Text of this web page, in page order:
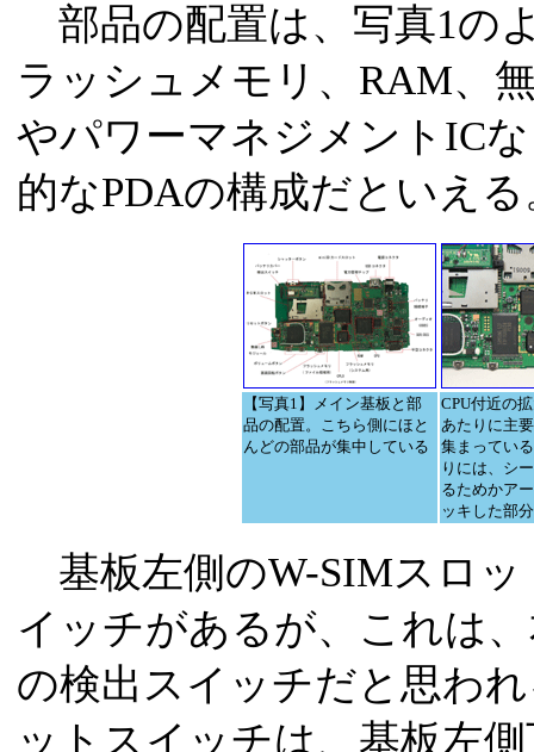
部品の配置は、写真1の
ラッシュメモリ、RAM、
やパワーマネジメントIC
的なPDAの構成だといえる
【写真1】メイン基板と部
品の配置。こちら側にほと
んどの部品が集中している
CPU付近の
あたりに主
集まってい
りには、シ
るためかア
ッキした部
基板左側のW-SIMスロ
イッチがあるが、これは
の検出スイッチだと思わ
ットスイッチは、基板左